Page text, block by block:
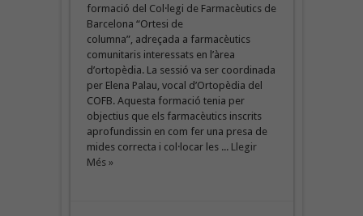
formació del Col·legi de Farmacèutics de
Barcelona “Ortesi de
columna”, adreçada a farmacèutics
comunitaris interessats en l’àrea
d’ortopèdia. La sessió va ser coordinada
per Elena Palau, vocal d’Ortopèdia del
COFB. Aquesta formació tenia per
objectius que els farmacèutics inscrits
aprofundissin en com fer una presa de
mides correcta i col·locar les ... Llegir
Més »